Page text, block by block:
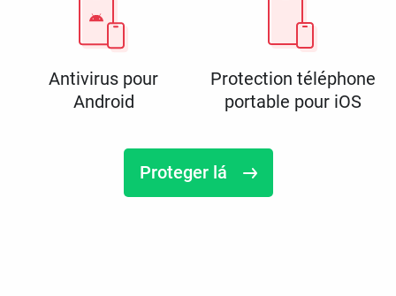
Antivirus pour
Android
Protection téléphone
portable pour iOS
Proteger lá